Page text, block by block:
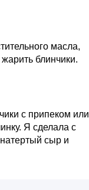
масла,
блинчики.
с припеком или
Я сделала с
сыр и